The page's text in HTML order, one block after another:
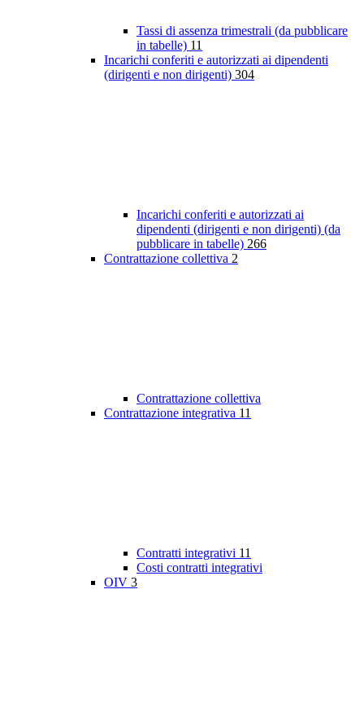
Tassi di assenza trimestrali (da pubblicare
in tabelle) 11
Incarichi conferiti e autorizzati ai dipendenti
(dirigenti e non dirigenti) 304
Incarichi conferiti e autorizzati ai
dipendenti (dirigenti e non dirigenti) (da
pubblicare in tabelle) 266
Contrattazione collettiva 2
Contrattazione collettiva
Contrattazione integrativa 11
Contratti integrativi 11
Costi contratti integrativi
OIV 3